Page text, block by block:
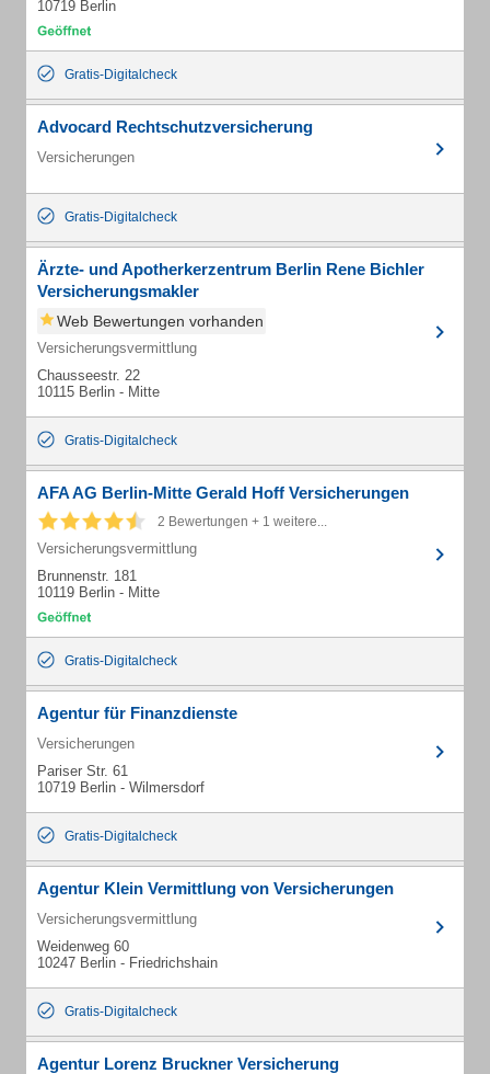
10719 Berlin
Gratis-Digitalcheck
Advocard Rechtschutzversicherung
Versicherungen
Gratis-Digitalcheck
Ärzte- und Apotherkerzentrum Berlin Rene Bichler
Versicherungsmakler
Web Bewertungen vorhanden
Versicherungsvermittlung
Chausseestr. 22
10115 Berlin - Mitte
Gratis-Digitalcheck
AFA AG Berlin-Mitte Gerald Hoff Versicherungen
2 Bewertungen + 1 weitere...
Versicherungsvermittlung
Brunnenstr. 181
10119 Berlin - Mitte
Gratis-Digitalcheck
Agentur für Finanzdienste
Versicherungen
Pariser Str. 61
10719 Berlin - Wilmersdorf
Gratis-Digitalcheck
Agentur Klein Vermittlung von Versicherungen
Versicherungsvermittlung
Weidenweg 60
10247 Berlin - Friedrichshain
Gratis-Digitalcheck
Agentur Lorenz Bruckner Versicherung